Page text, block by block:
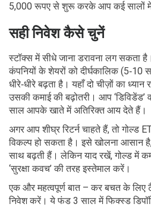
5,000 रूपए से शुरू करके आप कई सालों में
सही निवेश कैसे चुनें
स्टॉक्स में सीधे जाना डरावना लग सकता
कंपनियों के शेयरों को दीर्घकालिक (5‑10
धीरे‑धीरे बढ़ता है। यहाँ दो चीज़ों का
उसकी कमाई की बढ़ोतरी। आप
साल आपके खाते में अतिरिक्त आय देते हैं।
अगर आप शीघ्र रिटर्न चाहते हैं, तो गोल्ड
विकल्प हो सकता है। इसे खोलना आसान
साथ बढ़ती हैं। लेकिन याद रखें, गोल्ड में कम
‘सुरक्षा कवच’ की तरह इस्तेमाल करें।
एक और महत्वपूर्ण बात – कर बचत के लिए
निवेश करें। ये फंड 3 साल में फिक्स्ड